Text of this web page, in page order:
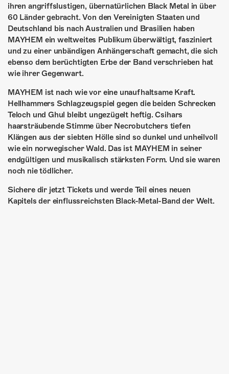
ihren angriffslustigen, übernatürlichen Black Metal in über
60 Länder gebracht. Von den Vereinigten Staaten und
Deutschland bis nach Australien und Brasilien haben
MAYHEM ein weltweites Publikum überwältigt, fasziniert
und zu einer unbändigen Anhängerschaft gemacht, die sich
ebenso dem berüchtigten Erbe der Band verschrieben hat
wie ihrer Gegenwart.
MAYHEM ist nach wie vor eine unaufhaltsame Kraft.
Hellhammers Schlagzeugspiel gegen die beiden Schrecken
Teloch und Ghul bleibt ungezügelt heftig. Csihars
haarsträubende Stimme über Necrobutchers tiefen
Klängen aus der siebten Hölle sind so dunkel und unheilvoll
wie ein norwegischer Wald. Das ist MAYHEM in seiner
endgültigen und musikalisch stärksten Form. Und sie waren
noch nie tödlicher.
Sichere dir jetzt Tickets und werde Teil eines neuen
Kapitels der einflussreichsten Black-Metal-Band der Welt.